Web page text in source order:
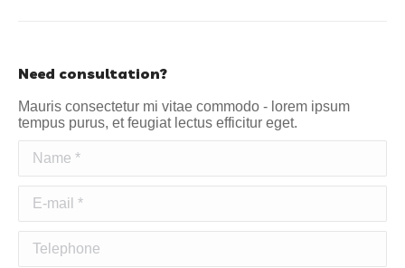
Need consultation?
Mauris consectetur mi vitae commodo - lorem ipsum
tempus purus, et feugiat lectus efficitur eget.